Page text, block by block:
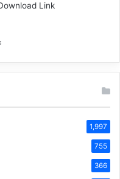
Link
1,997
755
366